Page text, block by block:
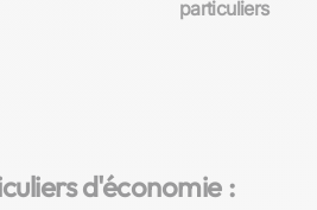
particuliers
d'économie :